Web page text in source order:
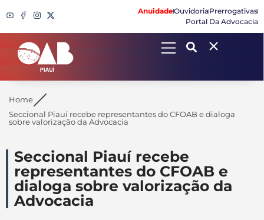
AnuidadeOuvidoriaPrerrogativas
Portal Da Advocacia
Search
Home
Seccional Piauí recebe representantes do CFOAB e dialoga
sobre valorização da Advocacia
Seccional Piauí recebe
representantes do CFOAB e
dialoga sobre valorização da
Advocacia